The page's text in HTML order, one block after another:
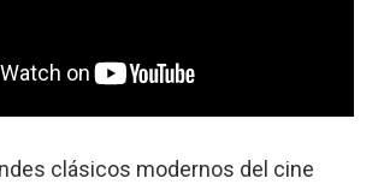
clásicos modernos del cine